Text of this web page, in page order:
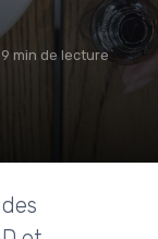
9 min de lecture